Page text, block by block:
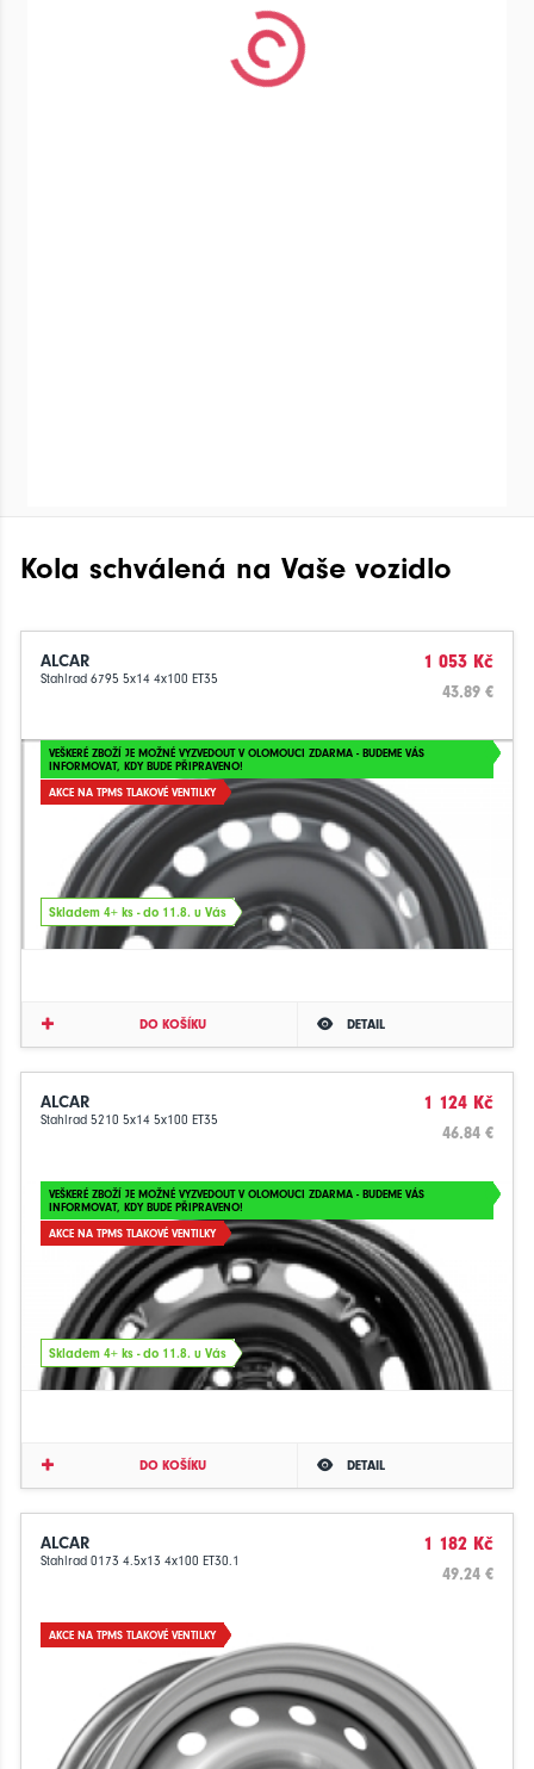
Kola schválená na Vaše vozidlo
ALCAR
Stahlrad 6795 5x14 4x100 ET35
1 053 Kč
43.89 €
VEŠKERÉ ZBOŽÍ JE MOŽNÉ VYZVEDOUT V OLOMOUCI ZDARMA - BUDEME VÁS
INFORMOVAT, KDY BUDE PŘIPRAVENO!
AKCE NA TPMS TLAKOVÉ VENTILKY
Skladem 4+ ks - do 11.8. u Vás
DO KOŠÍKU DETAIL
ALCAR
Stahlrad 5210 5x14 5x100 ET35
1 124 Kč
46.84 €
VEŠKERÉ ZBOŽÍ JE MOŽNÉ VYZVEDOUT V OLOMOUCI ZDARMA - BUDEME VÁS
INFORMOVAT, KDY BUDE PŘIPRAVENO!
AKCE NA TPMS TLAKOVÉ VENTILKY
Skladem 4+ ks - do 11.8. u Vás
DO KOŠÍKU DETAIL
ALCAR
Stahlrad 0173 4.5x13 4x100 ET30.1
1 182 Kč
49.24 €
AKCE NA TPMS TLAKOVÉ VENTILKY